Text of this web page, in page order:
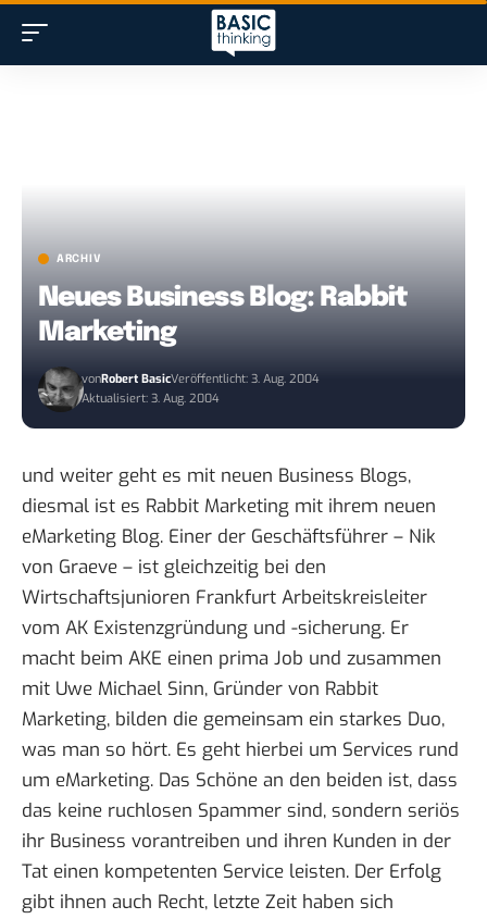
ARCHIV
Neues Business Blog: Rabbit
Marketing
vonRobert BasicVeröffentlicht: 3. Aug. 2004
Aktualisiert: 3. Aug. 2004
und weiter geht es mit neuen Business Blogs,
diesmal ist es Rabbit Marketing mit ihrem neuen
eMarketing Blog. Einer der Geschäftsführer – Nik
von Graeve – ist gleichzeitig bei den
Wirtschaftsjunioren Frankfurt Arbeitskreisleiter
vom AK Existenzgründung und -sicherung. Er
macht beim AKE einen prima Job und zusammen
mit Uwe Michael Sinn, Gründer von Rabbit
Marketing, bilden die gemeinsam ein starkes Duo,
was man so hört. Es geht hierbei um Services rund
um eMarketing. Das Schöne an den beiden ist, dass
das keine ruchlosen Spammer sind, sondern seriös
ihr Business vorantreiben und ihren Kunden in der
Tat einen kompetenten Service leisten. Der Erfolg
gibt ihnen auch Recht, letzte Zeit haben sich